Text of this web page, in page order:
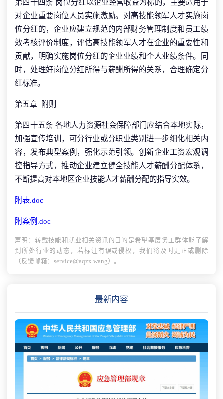
第四十四条 岗位分红以企业经营收益为标的，主要适用于
对企业重要岗位人员实施激励。对高技能领军人才实施岗
位分红的，企业应建立规范的内部财务管理制度和员工绩
效考核评价制度，评估高技能领军人才在企业的重要性和
贡献，明确实施岗位分红的企业业绩和个人业绩条件。同
时，处理好岗位分红所得与薪酬所得的关系，合理确定分
红标准。
第五章 附则
第四十五条 各地人力资源社会保障部门应结合本地实际，
加强宣传培训，可分行业或分职业类别进一步细化相关内
容，发布典型案例，强化示范引领。创新企业工资宏观调
控指导方式，推动企业建立健全技能人才薪酬分配体系，
不断提高对本地区企业技能人才薪酬分配的指导实效。
附表.doc
附案例.doc
声明：转载技能和就业相关资讯的目的是希望基层务工群体能了解
到所处行业的动态，若标注有误或侵权，我们将及时更正或删除
（反馈邮箱：service@aqzx.wang）。
最新内容